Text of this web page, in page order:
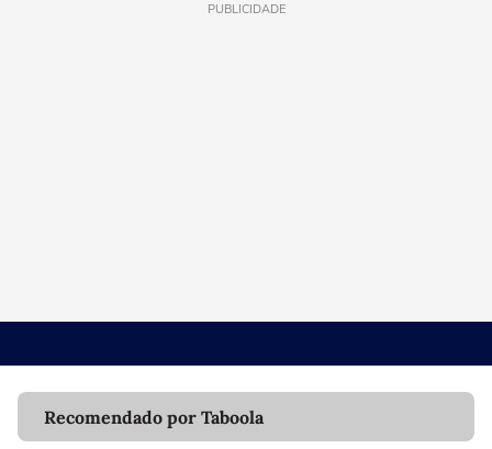
PUBLICIDADE
Recomendado por Taboola